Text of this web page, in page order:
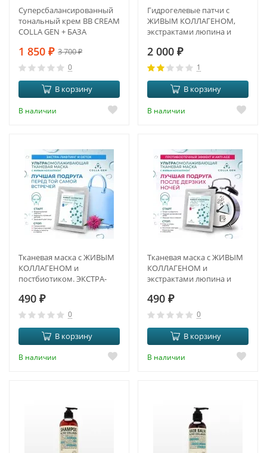
Суперсбалансированный
тональный крем BB CREAM
COLLA GEN + БАЗА
1 850 ₽ 3 700₽
0
В корзину
В наличии
Гидрогелевые патчи с
ЖИВЫМ КОЛЛАГЕНОМ,
экстрактами люпина и
ПРОТИВООТЁЧНЫЙ
ЭФФЕКТ И ANTI-AGE
2 000 ₽
1
В корзину
В наличии
Тканевая маска с ЖИВЫМ
КОЛЛАГЕНОМ и
постбиотиком. ЭКСТРА-
490 ₽
0
В корзину
В наличии
Тканевая маска с ЖИВЫМ
КОЛЛАГЕНОМ и
экстрактами люпина и
ПРОТИВООТЁЧНЫЙ
ЭФФЕКТ И ANTI-AGE
490 ₽
0
В корзину
В наличии